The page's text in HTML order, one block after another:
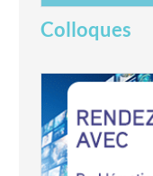
Colloques